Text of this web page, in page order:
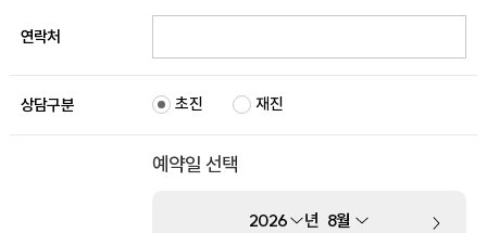
연락처
상담구분 초진 재진
예약일 선택
년